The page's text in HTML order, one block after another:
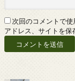
次回のコメントで
アドレス、サイトを保